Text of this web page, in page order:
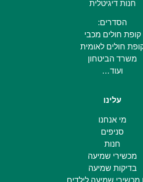
חנות דיגיטלית
הסדרים:
קופת חולים מכבי
חולים לאומית
משרד הביטחון
ועוד…
עלינו
מי אנחנו
סניפים
חנות
מכשירי שמיעה
בדיקות שמיעה
מכשירי שמיעה לילדים